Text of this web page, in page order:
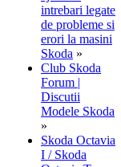
intrebari legate
de probleme si
erori la masini
Skoda »
Club Skoda
Forum |
Discutii
Modele Skoda
»
Skoda Octavia
I / Skoda